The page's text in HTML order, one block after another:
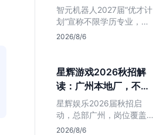
吗？
智元机器人2027届“优才计
划”宣称不限学历专业，实
则聚焦具身智能顶尖人
真等核心方向，帮你判断
是否值得投递及如何准备
硬核项目。
2026/8/6
星辉游戏2026秋招解
读：广州本地厂，不限
专业但薪资面议
星辉娱乐2026届秋招启
动，总部广州，岗位覆盖
技术、美术、策划。PHP
2026/8/6